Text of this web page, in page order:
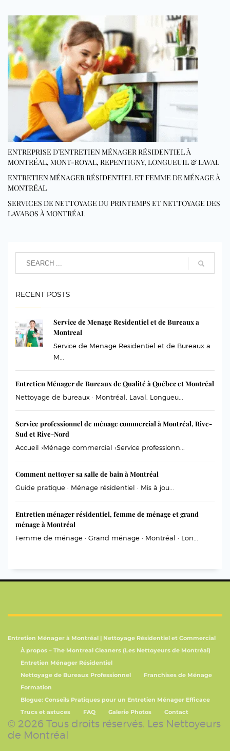
ENTREPRISE D’ENTRETIEN MÉNAGER RÉSIDENTIEL À
MONTRÉAL, MONT-ROYAL, REPENTIGNY, LONGUEUIL & LAVAL
ENTRETIEN MÉNAGER RÉSIDENTIEL ET FEMME DE MÉNAGE À
MONTRÉAL
SERVICES DE NETTOYAGE DU PRINTEMPS ET NETTOYAGE DES
LAVABOS À MONTRÉAL
RECENT POSTS
Service de Menage Residentiel et de Bureaux a
Montreal
Service de Menage Residentiel et de Bureaux a
M...
Entretien Ménager de Bureaux de Qualité à Québec et Montréal
Nettoyage de bureaux · Montréal, Laval, Longueu...
Service professionnel de ménage commercial à Montréal, Rive-
Sud et Rive-Nord
Accueil ›Ménage commercial ›Service professionn...
Comment nettoyer sa salle de bain à Montréal
Guide pratique · Ménage résidentiel · Mis à jou...
Entretien ménager résidentiel, femme de ménage et grand
ménage à Montréal
Femme de ménage · Grand ménage · Montréal · Lon...
Entretien Ménager à Montréal | Nettoyage Résidentiel et Commercial
À propos – The Montreal Cleaners (Les Nettoyeurs de Montréal)
Entretien Ménager Résidentiel
Nettoyage de Bureaux Professionnel
Franchises de Ménage
Formation
Blogue: Conseils Pratiques pour un Entretien Ménager Efficace
Trucs et astuces
FAQ Galerie Photos Contact
© 2026 Tous droits réservés. Les Nettoyeurs
de Montréal